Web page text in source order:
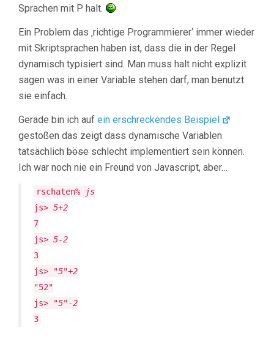
Sprachen mit P halt.
Ein Problem das ‚richtige Programmierer‘ immer wieder
mit Skriptsprachen haben ist, dass die in der Regel
dynamisch typisiert sind. Man muss halt nicht explizit
sagen was in einer Variable stehen darf, man benutzt
sie einfach.
Gerade bin ich auf ein erschreckendes Beispiel
gestoßen das zeigt dass dynamische Variablen
tatsächlich böse schlecht implementiert sein können.
Ich war noch nie ein Freund von Javascript, aber…
rschaten%
js
js> 5+2
7
js> 5-2
3
js>
"5"+2
"52"
js>
"5"-2
3